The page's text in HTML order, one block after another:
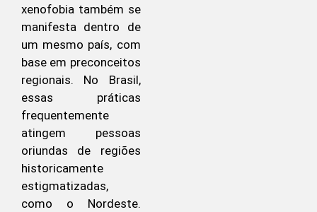
xenofobia também se
manifesta dentro de
um mesmo país, com
base em preconceitos
regionais. No Brasil,
essas práticas
frequentemente
atingem pessoas
oriundas de regiões
historicamente
estigmatizadas,
como o Nordeste.